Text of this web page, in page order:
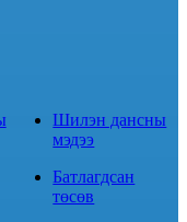
Шилэн дансны
мэдээ
Батлагдсан
төсөв